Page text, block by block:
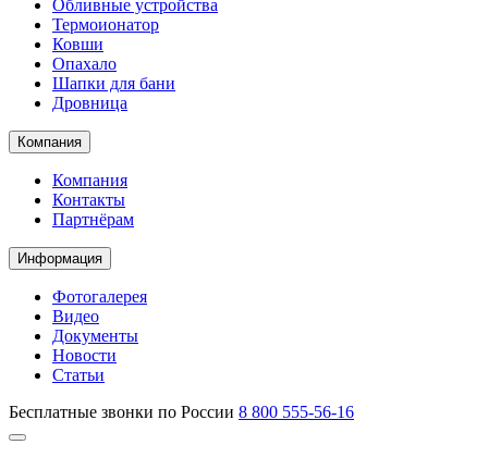
Обливные устройства
Термоионатор
Ковши
Опахало
Шапки для бани
Дровница
Компания
Компания
Контакты
Партнёрам
Информация
Фотогалерея
Видео
Документы
Новости
Статьи
Бесплатные звонки по России 8 800 555-56-16